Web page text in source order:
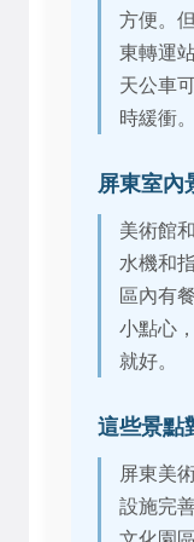
方便。
東轉運
天公車
時緩衝。
屏東室內
美術館
水機和
區內有
小點心
就好。
這些景點
屏東美
設施完